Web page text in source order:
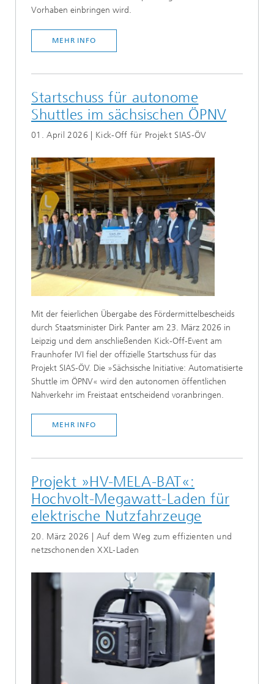
Vorhaben einbringen wird.
MEHR INFO
Startschuss für autonome
Shuttles im sächsischen ÖPNV
01. April 2026 | Kick-Off für Projekt SIAS-ÖV
Mit der feierlichen Übergabe des Fördermittelbescheids
durch Staatsminister Dirk Panter am 23. März 2026 in
Leipzig und dem anschließenden Kick-Off-Event am
Fraunhofer IVI fiel der offizielle Startschuss für das
Projekt SIAS-ÖV. Die »Sächsische Initiative: Automatisierte
Shuttle im ÖPNV« wird den autonomen öffentlichen
Nahverkehr im Freistaat entscheidend voranbringen.
MEHR INFO
Projekt »HV-MELA-BAT«:
Hochvolt-Megawatt-Laden für
elektrische Nutzfahrzeuge
20. März 2026 | Auf dem Weg zum effizienten und
netzschonenden XXL-Laden